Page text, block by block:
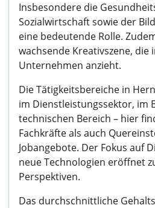
Insbesondere die
Sozialwirtschaft sowie der
eine bedeutende Rolle.
wachsende Kreativszene, die
Unternehmen anzieht.
Die Tätigkeitsbereiche in
im Dienstleistungssektor, im
technischen Bereich – hier
Fachkräfte als auch
Jobangebote. Der Fokus auf
neue Technologien eröffnet
Perspektiven.
Das durchschnittliche